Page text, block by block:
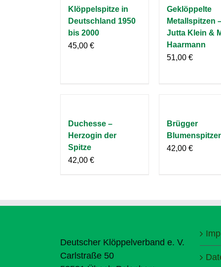
Klöppelspitze in
Deutschland 1950
bis 2000
45,00 €
Geklöppelte
Metallspitzen
Jutta Klein &
Haarmann
51,00€
Duchesse –
Herzogin der
Spitze
42,00 €
Brügger
42,00€
Deutscher Klöppelverband e. V.
Carlstraße 50